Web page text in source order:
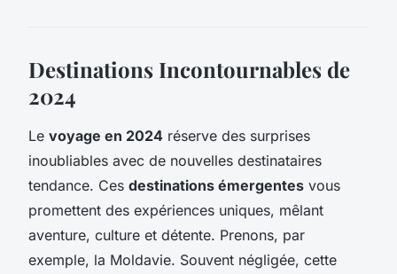
Destinations Incontournables de
2024
Le voyage en 2024 réserve des surprises
inoubliables avec de nouvelles destinataires
tendance. Ces destinations émergentes vous
promettent des expériences uniques, mêlant
aventure, culture et détente. Prenons, par
exemple, la Moldavie. Souvent négligée, cette